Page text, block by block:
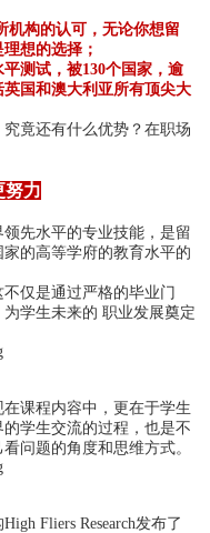
机构的认可，无论你想留
想的选择；
测试，被130个国家，逾
国和澳大利亚所有顶尖大
竟还有什么优势？在职场
努力
先水平的专业技能，是留
的高等学府的教育水平的
仅是通过严格的毕业门
学生未来的 职业发展奠定
课程内容中，更在于学生
学生交流的过程，也是不
问题的角度和思维方式。
Fliers Research发布了